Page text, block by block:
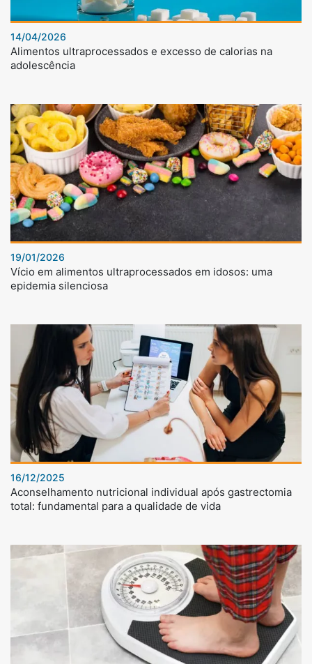
14/04/2026
Alimentos ultraprocessados e excesso de calorias na
adolescência
19/01/2026
Vício em alimentos ultraprocessados em idosos: uma
epidemia silenciosa
16/12/2025
Aconselhamento nutricional individual após gastrectomia
total: fundamental para a qualidade de vida